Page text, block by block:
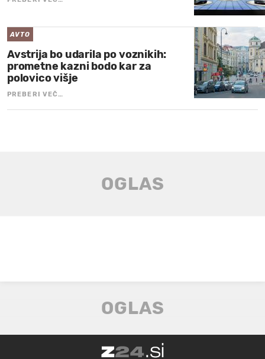
AVTO
Avstrija bo udarila po voznikih:
prometne kazni bodo kar za
polovico višje
PREBERI VEČ…